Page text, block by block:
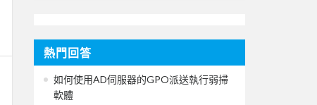
熱門回答
如何使用AD伺服器的GPO派送執行弱掃
軟體